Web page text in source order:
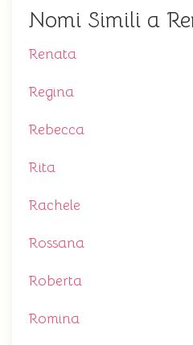
Nomi Simili a
Renata
Regina
Rebecca
Rita
Rachele
Rossana
Roberta
Romina